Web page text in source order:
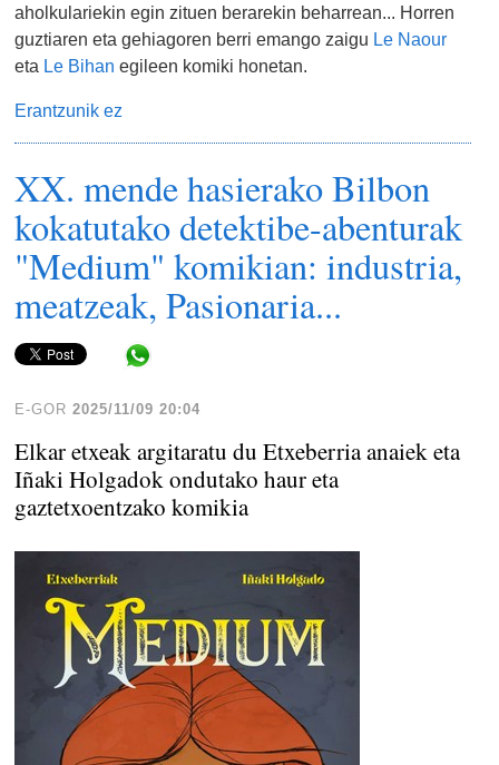
aholkulariekin egin zituen berarekin beharrean... Horren
guztiaren eta gehiagoren berri emango zaigu Le Naour
eta Le Bihan egileen komiki honetan.
Erantzunik ez
XX. mende hasierako Bilbon
kokatutako detektibe-abenturak
"Medium" komikian: industria,
meatzeak, Pasionaria...
E-GOR 2025/11/09 20:04
Elkar etxeak argitaratu du Etxeberria anaiek eta
Iñaki Holgadok ondutako haur eta
gaztetxoentzako komikia